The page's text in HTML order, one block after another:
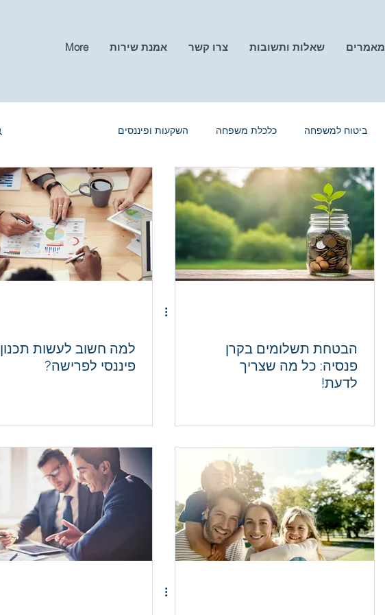
מאמרים שאלות ותשובות צרו קשר אמנת שירות More
ביטוח למשפחה כלכלת משפחה השקעות ופיננסים
הבטחת תשלומים בקרן
פנסיה: כל מה שצריך
לדעת!
למה חשוב לעשות תכנון
פיננסי לפרישה?